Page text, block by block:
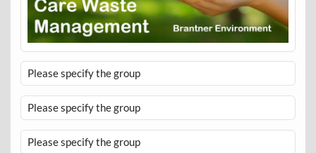
Please specify the group
Please specify the group
Please specify the group